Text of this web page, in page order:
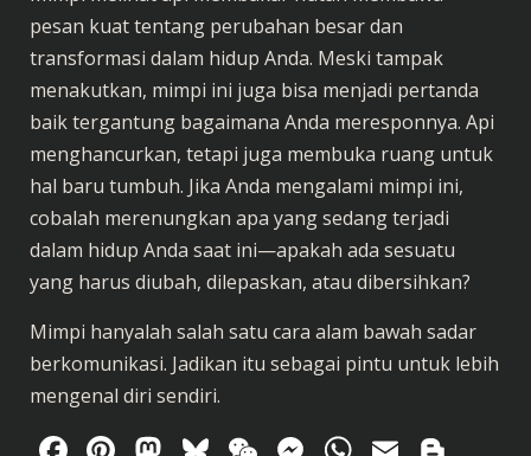
pesan kuat tentang perubahan besar dan
transformasi dalam hidup Anda. Meski tampak
menakutkan, mimpi ini juga bisa menjadi pertanda
baik tergantung bagaimana Anda meresponnya. Api
menghancurkan, tetapi juga membuka ruang untuk
hal baru tumbuh. Jika Anda mengalami mimpi ini,
cobalah merenungkan apa yang sedang terjadi
dalam hidup Anda saat ini—apakah ada sesuatu
yang harus diubah, dilepaskan, atau dibersihkan?
Mimpi hanyalah salah satu cara alam bawah sadar
berkomunikasi. Jadikan itu sebagai pintu untuk lebih
mengenal diri sendiri.